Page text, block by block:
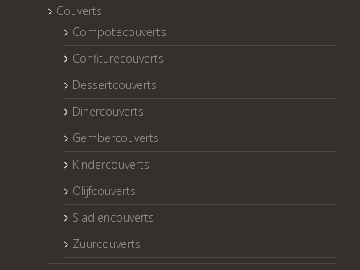
Couverts
Compotecouverts
Confiturecouverts
Dessertcouverts
Dinercouverts
Gembercouverts
Kindercouverts
Olijfcouverts
Sladiencouverts
Zuurcouverts